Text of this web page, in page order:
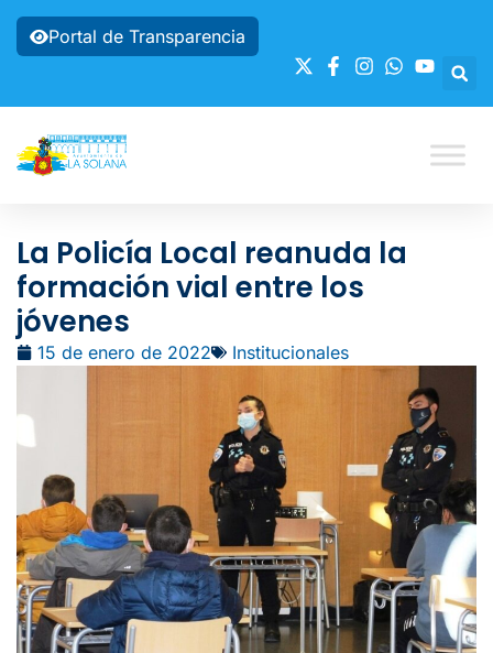
Portal de Transparencia
La Policía Local reanuda la
formación vial entre los
jóvenes
15 de enero de 2022 Institucionales